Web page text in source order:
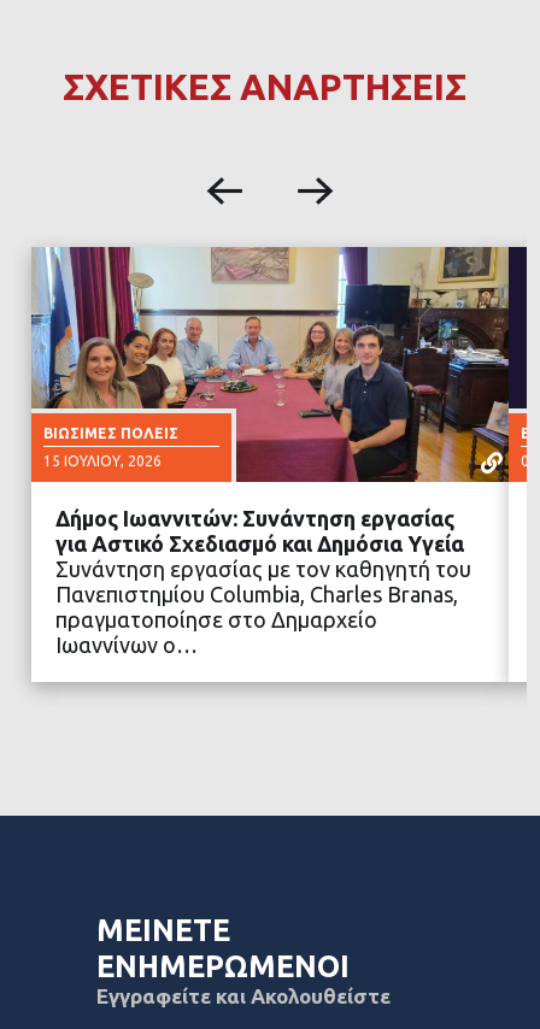
ΣΧΕΤΙΚΕΣ ΑΝΑΡΤΗΣΕΙΣ
ΒΙΏΣΙΜΕΣ ΠΌΛΕΙΣ
15 ΙΟΥΛΊΟΥ, 2026
ΔΙΑΒΑΣΤΕ ΠΕΡΙΣΣΟΤΕΡΑ
Δήμος Ιωαννιτών: Συνάντηση εργασίας
για Αστικό Σχεδιασμό και Δημόσια Υγεία
Συνάντηση εργασίας με τον καθηγητή του
Πανεπιστημίου Columbia, Charles Branas,
πραγματοποίησε στο Δημαρχείο
Ιωαννίνων ο…
02
ΜΕΙΝΕΤΕ
ΕΝΗΜΕΡΩΜΕΝΟΙ
Εγγραφείτε και Ακολουθείστε